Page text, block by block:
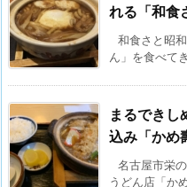
れる「和食
和食さと昭
ん」を食べて
まるできし
込み「かめ
名古屋市栄
うどん店「か